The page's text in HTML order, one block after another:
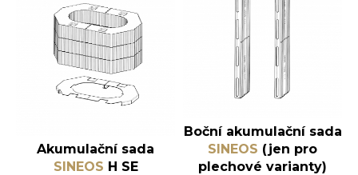
Akumulační sada
SINEOS H SE
Boční akumulační sada
SINEOS (jen pro
plechové varianty)